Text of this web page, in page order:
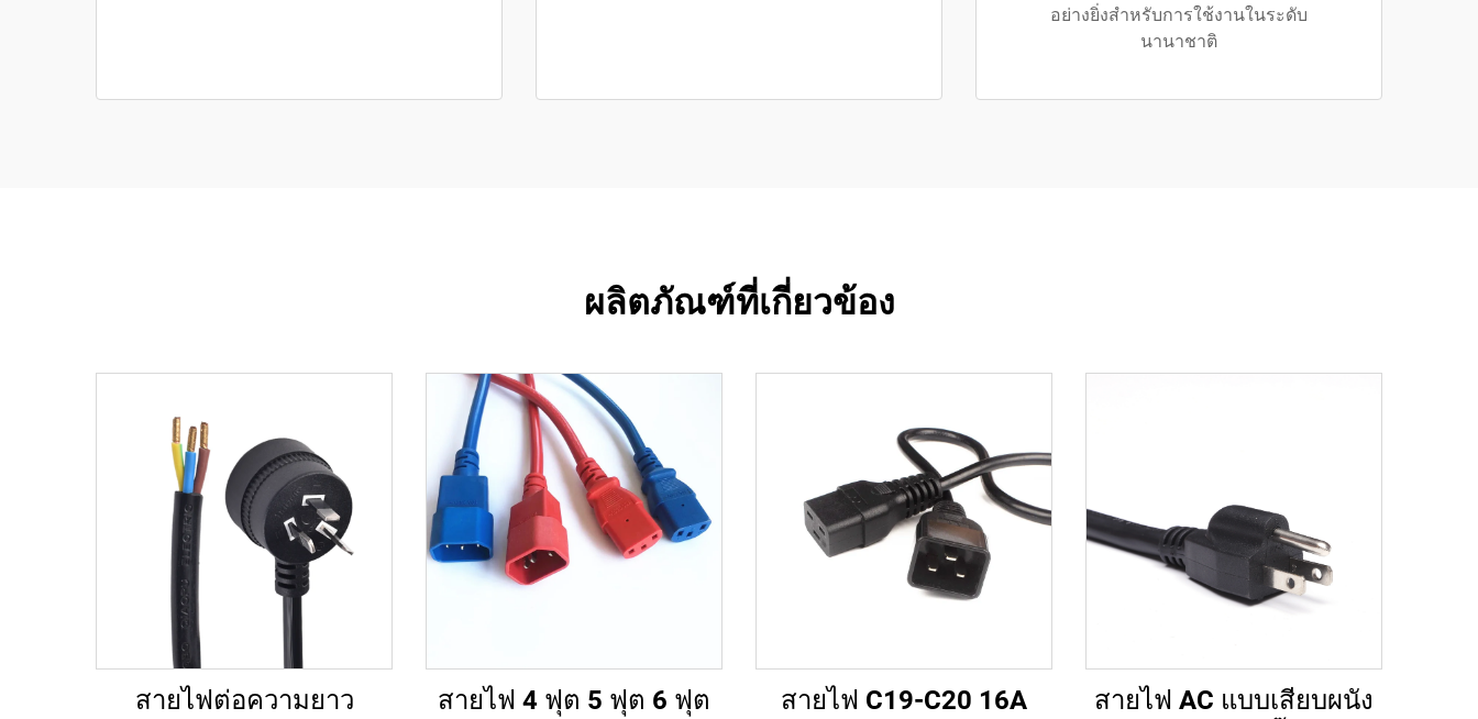
อย่างยิ่งสำหรับการใช้งานในระดับ
นานาชาติ
ผลิตภัณฑ์ที่เกี่ยวข้อง
สายไฟต่อความยาว
สายไฟ 4 ฟุต 5 ฟุต 6 ฟุต
สายไฟ C19-C20 16A
สายไฟ AC แบบเสียบผนัง